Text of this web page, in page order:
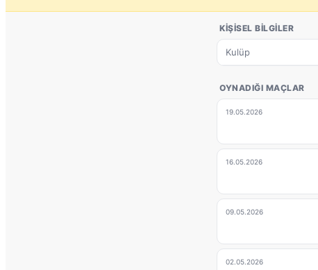
KIŞISEL BILGILER
Kulüp
OYNADIĞI MAÇLAR
19.05.2026
16.05.2026
09.05.2026
02.05.2026